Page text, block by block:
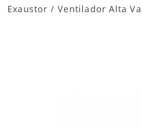
Exaustor / Ventilador Alta